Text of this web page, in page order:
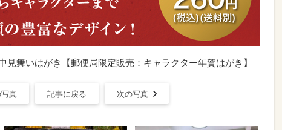
見舞いはがき【郵便局限定販売：キャラクター年賀はがき】
真 記事に戻る 次の写真